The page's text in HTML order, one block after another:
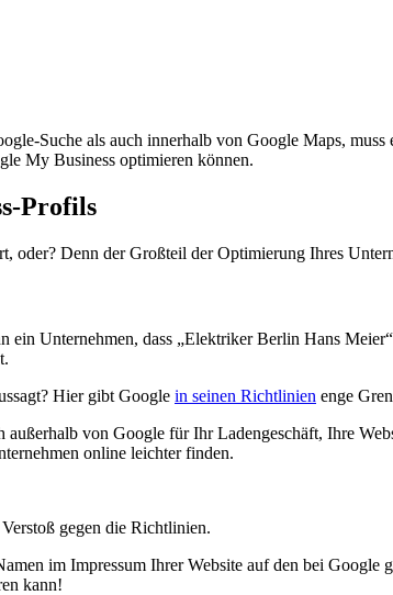
Suche als auch innerhalb von Google Maps,
My Business optimieren können.
Profils
Denn der Großteil der Optimierung Ihres
ein Unternehmen, dass „Elektriker Berlin Hans
Hier gibt Google in seinen Richtlinien enge
von Google für Ihr Ladengeschäft, Ihre
online leichter finden.
gegen die Richtlinien.
im Impressum Ihrer Website auf den bei
kann!